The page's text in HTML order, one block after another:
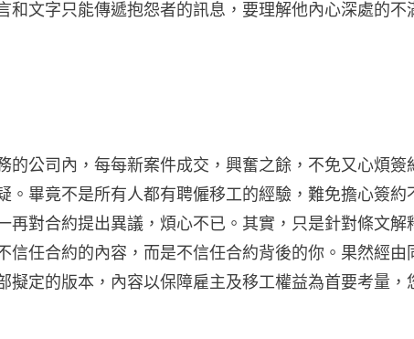
和文字只能傳遞抱怨者的訊息，要理解他內心深處的不
的公司內，每每新案件成交，興奮之餘，不免又心煩簽
。畢竟不是所有人都有聘僱移工的經驗，難免擔心簽約
再對合約提出異議，煩心不已。其實，只是針對條文解
信任合約的內容，而是不信任合約背後的你。果然經由
擬定的版本，內容以保障雇主及移工權益為首要考量，